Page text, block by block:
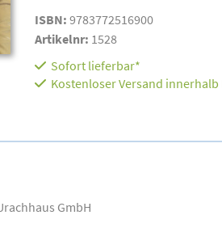
ISBN: 9783772516900
Artikelnr: 1528
Sofort lieferbar*
Kostenloser Versand
GmbH